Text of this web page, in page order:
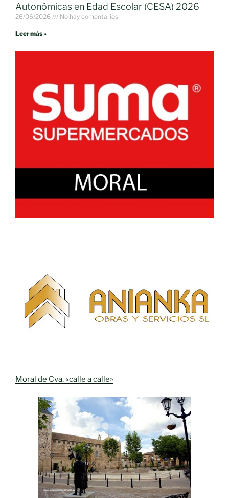
Moral de Cva. «calle a calle»
Autonómicas en Edad Escolar (CESA) 2026
26/06/2026 No hay comentarios
Leer más »